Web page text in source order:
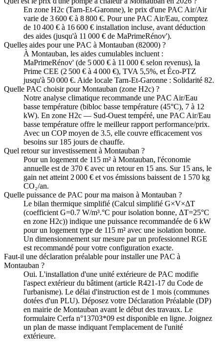
En zone H2c (Tarn-Et-Garonne), le prix d'une PAC Air/Air
varie de 3 600 € à 8 800 €. Pour une PAC Air/Eau, comptez
de 10 400 € à 16 600 € installation incluse, avant déduction
des aides (jusqu'à 11 000 € de MaPrimeRénov').
Quelles aides pour une PAC à Montauban (82000) ?
À Montauban, les aides cumulables incluent :
MaPrimeRénov' (de 5 000 € à 11 000 € selon revenus), la
Prime CEE (2 500 € à 4 000 €), TVA 5,5%, et Éco-PTZ
jusqu'à 50 000 €. Aide locale Tarn-Et-Garonne : Solidarité 82.
Quelle PAC choisir pour Montauban (zone H2c) ?
Notre analyse climatique recommande une PAC Air/Eau
basse température (bibloc basse température (45°C), 7 à 12
kW). En zone H2c — Sud-Ouest tempéré, une PAC Air/Eau
basse température offre le meilleur rapport performance/prix.
Avec un COP moyen de 3.5, elle couvre efficacement vos
besoins sur 185 jours de chauffe.
Quel retour sur investissement à Montauban ?
Pour un logement de 115 m² à Montauban, l'économie
annuelle est de 370 € avec un retour en 15 ans. Sur 15 ans, le
gain net atteint 2 000 € et vos émissions baissent de 1 570 kg
CO₂/an.
Quelle puissance de PAC pour ma maison à Montauban ?
Le bilan thermique simplifié (Calcul simplifié G×V×ΔT
(coefficient G=0.7 W/m³.°C pour isolation bonne, ΔT=25°C
en zone H2c)) indique une puissance recommandée de 6 kW
pour un logement type de 115 m² avec une isolation bonne.
Un dimensionnement sur mesure par un professionnel RGE
est recommandé pour votre configuration exacte.
Faut-il une déclaration préalable pour installer une PAC à
Montauban ?
Oui. L'installation d'une unité extérieure de PAC modifie
l'aspect extérieur du bâtiment (article R421-17 du Code de
l'urbanisme). Le délai d'instruction est de 1 mois (communes
dotées d'un PLU). Déposez votre Déclaration Préalable (DP)
en mairie de Montauban avant le début des travaux. Le
formulaire Cerfa n°13703*09 est disponible en ligne. Joignez
un plan de masse indiquant l'emplacement de l'unité
extérieure.